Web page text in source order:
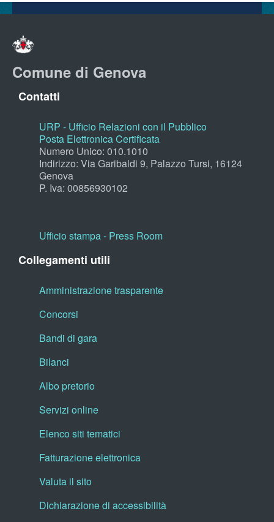
Comune di Genova
Contatti
URP - Ufficio Relazioni con il Pubblico
Posta Elettronica Certificata
Numero Unico: 010.1010
Indirizzo: Via Garibaldi 9, Palazzo Tursi, 16124
Genova
P. Iva: 00856930102
Ufficio stampa - Press Room
Collegamenti utili
Amministrazione trasparente
Concorsi
Bandi di gara
Bilanci
Albo pretorio
Servizi online
Elenco siti tematici
Fatturazione elettronica
Valuta il sito
Dichiarazione di accessibilità